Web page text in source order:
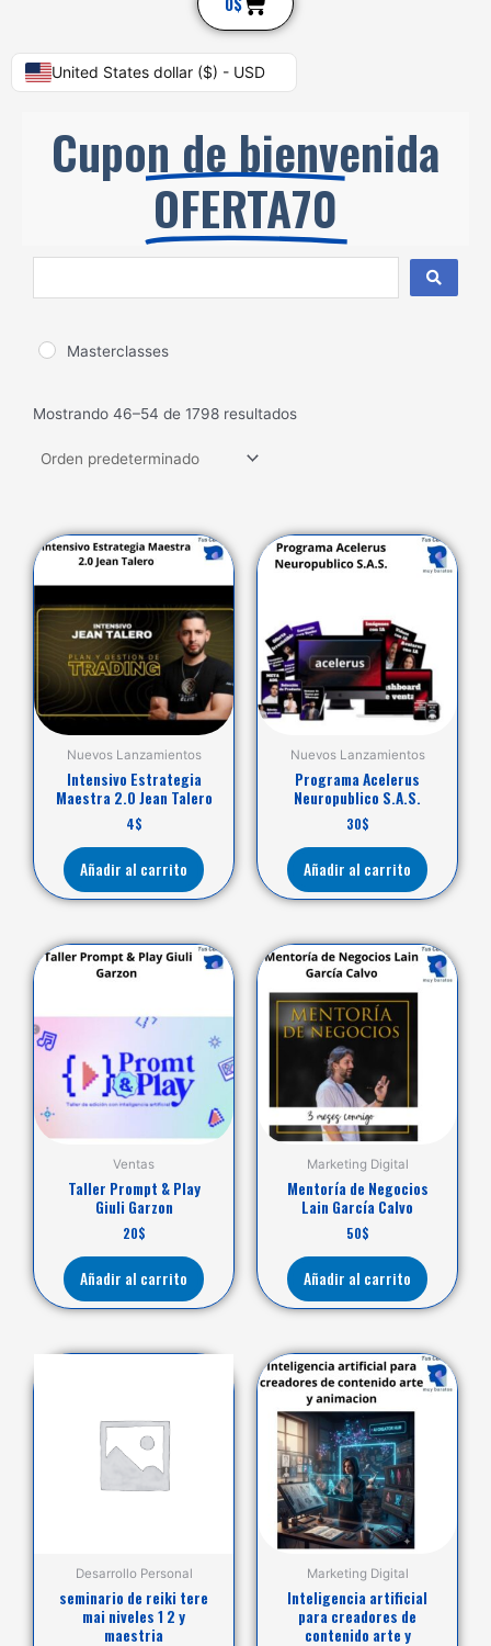
United States dollar ($) - USD
Cupon de bienvenida
OFERTA70
Masterclasses
Mostrando 46–54 de 1798 resultados
Nuevos Lanzamientos
Intensivo Estrategia
Maestra 2.0 Jean Talero
4$
Añadir al carrito
Nuevos Lanzamientos
Programa Acelerus
Neuropublico S.A.S.
30$
Añadir al carrito
Ventas
Taller Prompt & Play
Giuli Garzon
20$
Añadir al carrito
Marketing Digital
Mentoría de Negocios
Lain García Calvo
50$
Añadir al carrito
Desarrollo Personal
seminario de reiki tere
mai niveles 1 2 y
maestria
Marketing Digital
Inteligencia artificial
para creadores de
contenido arte y